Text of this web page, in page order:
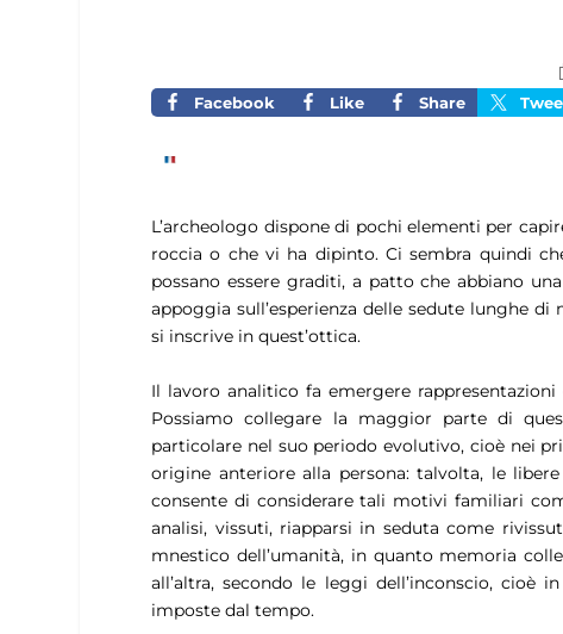
Facebook Like Share
L’archeologo dispone di pochi elementi per
roccia o che vi ha dipinto. Ci sembra quindi
possano essere graditi, a patto che abbiano
appoggia sull’esperienza delle sedute lunghe
si inscrive in quest’ottica.
Il lavoro analitico fa emergere
Possiamo collegare la maggior parte di
particolare nel suo periodo evolutivo, cioè nei
origine anteriore alla persona: talvolta, le
consente di considerare tali motivi familiari
analisi, vissuti, riapparsi in seduta come
mnestico dell’umanità, in quanto memoria
all’altra, secondo le leggi dell’inconscio,
imposte dal tempo.